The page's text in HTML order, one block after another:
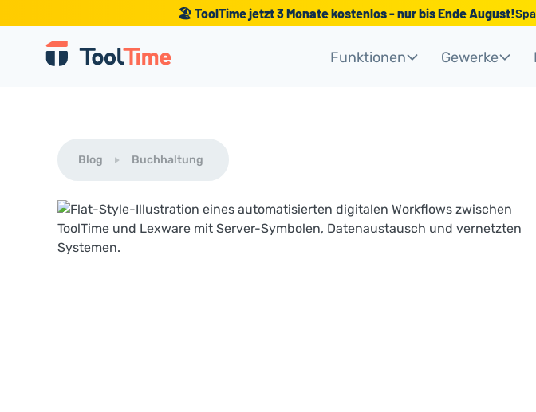
🏖️ ToolTime jetzt 3 Monate kostenlos - nur bis Ende August!
Funktionen Gewerke
Blog Buchhaltung